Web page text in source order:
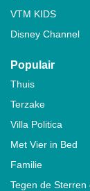
VTM KIDS
Disney Channel
Populair
Thuis
Terzake
Villa Politica
Met Vier in Bed
Familie
Tegen de Sterren